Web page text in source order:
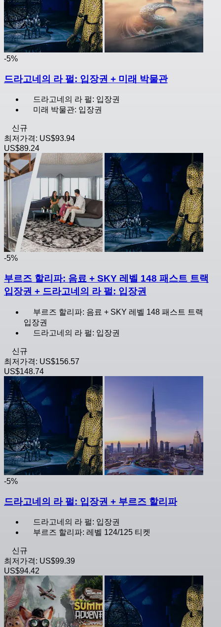
-5%
드라고네의 라 펄: 입장권 + 미래 박물관
드라고네의 라 펄: 입장권
미래 박물관: 입장권
신규
최저가격: US$93.94
US$89.24
-5%
부르즈 할리파: 음료 + SKY 레벨 148 패스트 트랙
입장권 + 드라고네의 라 펄: 입장권
부르즈 할리파: 음료 + SKY 레벨 148 패스트 트랙
입장권
드라고네의 라 펄: 입장권
신규
최저가격: US$156.57
US$148.74
-5%
드라고네의 라 펄: 입장권 + 부르즈 할리파
드라고네의 라 펄: 입장권
부르즈 할리파: 레벨 124/125 티켓
신규
최저가격: US$99.39
US$94.42